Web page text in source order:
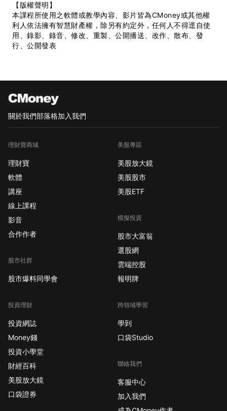
【版權聲明】
本課程所使用之軟體或教學內容、影片皆為CMoney或其他權
利人依法擁有智慧財產權，除另有約定外，任何人不得逕自使
用、錄影、錄音、修改、重製、公開播送、改作、散布、發
行、公開發表
關於我們部落格加入我們
理財寶商城
理財寶
軟體
講座
線上課程
影音
合作作者
股市社群
股市爆料同學會
投資理財
投資網誌
Money錢
投資小學堂
財經百科
美股放大鏡
口袋證券
美股專區
美股放大鏡
美股股市
美股ETF
模擬投資
股市大富翁
選股網
雲端控股
報明牌
跨領域學習
學到
口袋Studio
聯絡我們
客服中心
加入我們